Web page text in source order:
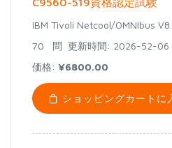
IBM Tivoli Netcool/OMNIbus
70 問 更新時間: 2026-52-06
価格: ¥6800.00
ショッピングカートに